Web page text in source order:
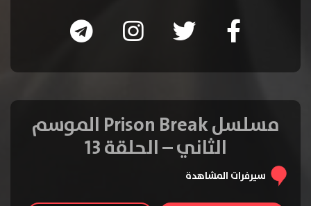
مسلسل Prison Break الموسم
الثاني – الحلقة 13
سيرفرات المشاهدة